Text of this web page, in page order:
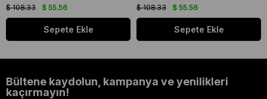
$ 55.56
$ 108.33
Sepete Ekle
$ 55.56
$ 108.33
Sepete Ekle
Bültene kaydolun, kampanya ve yenilikleri
kaçırmayın!